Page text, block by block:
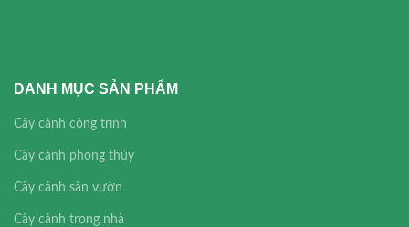
DANH MỤC SẢN PHẨM
Cây cảnh công trình
Cây cảnh phong thủy
Cây cảnh sân vườn
Cây cảnh trong nhà